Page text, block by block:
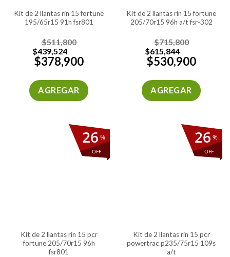
kit de 2 llantas rin 15 fortune
195/65r15 91h fsr801
$511,800
$439,524
$378,900
AGREGAR
kit de 2 llantas rin 15 fortune
205/70r15 96h a/t fsr-302
$715,800
$615,844
$530,900
AGREGAR
%
OFF
26
kit de 2 llantas rin 15 pcr
fortune 205/70r15 96h
fsr801
%
OFF
26
kit de 2 llantas rin 15 pcr
powertrac p235/75r15 109s
a/t